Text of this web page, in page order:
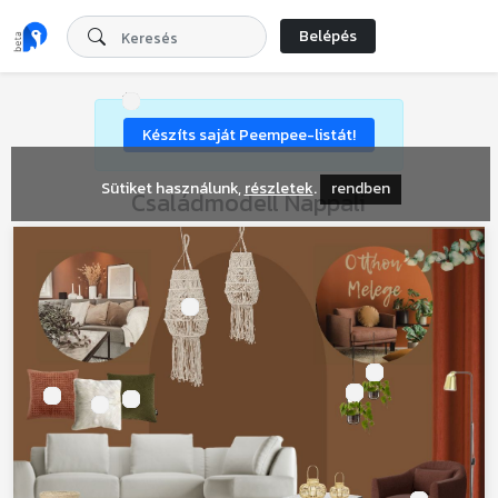
Sütiket használunk,részletek. rendben
Belépés
Készíts saját Peempee-listát!
Családmodell Nappali